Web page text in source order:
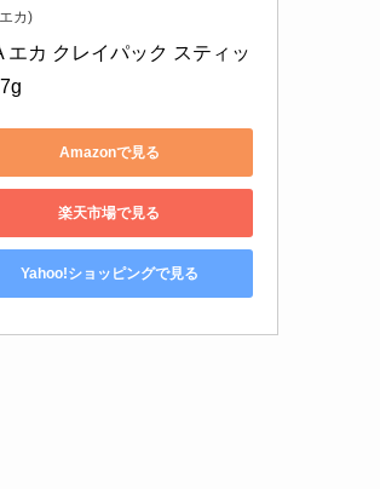
カ)
エカ クレイパック スティッ
Amazonで見る
楽天市場で見る
Yahoo!ショッピングで見る